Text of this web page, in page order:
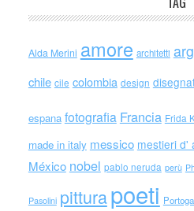
Alda Merini amore architetti
chile cile colombia design
espana fotografia Francia Frida
made in italy messico mestieri d'
México nobel pablo neruda perù
Pasolini pitturapoeti